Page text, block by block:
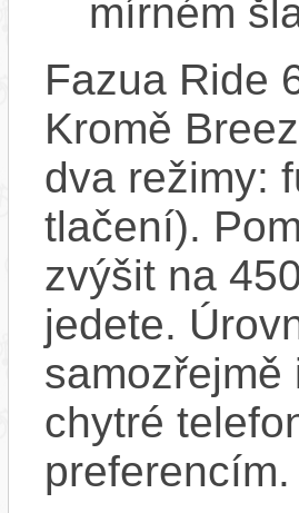
mírném
Fazua Ride
Kromě
dva režimy:
tlačení).
zvýšit na
jedete.
chytré
preferencím.